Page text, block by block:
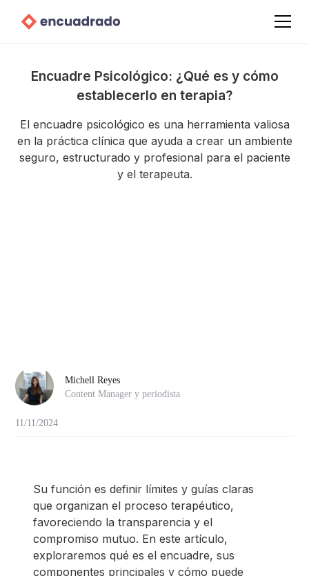
Encuadre Psicológico: ¿Qué es y cómo
establecerlo en terapia?
El encuadre psicológico es una herramienta valiosa
en la práctica clínica que ayuda a crear un ambiente
seguro, estructurado y profesional para el paciente
y el terapeuta.
Michell Reyes
Content Manager y periodista
11/11/2024
Su función es definir límites y guías claras
que organizan el proceso terapéutico,
favoreciendo la transparencia y el
compromiso mutuo. En este artículo,
exploraremos qué es el encuadre, sus
componentes principales y cómo puede